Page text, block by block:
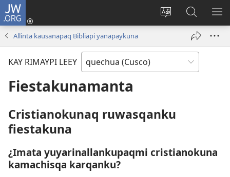
JW.ORG
Direccionpi
Sutiykiwan
jaykuy
nueva
JW.ORG
nisqapi
maskhay
Allinta kausanapaq Bibliapi yanapaykuna
KAY RIMAYPI LEEY
Fiestakunamanta
Cristianokunaq ruwasqanku
fiestakuna
¿Imata yuyarinallankupaqmi cristianokuna
kamachisqa karqanku?